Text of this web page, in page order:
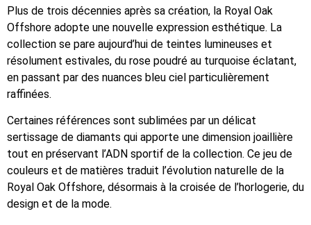
Plus de trois décennies après sa création, la Royal Oak
Offshore adopte une nouvelle expression esthétique. La
collection se pare aujourd’hui de teintes lumineuses et
résolument estivales, du rose poudré au turquoise éclatant,
en passant par des nuances bleu ciel particulièrement
raffinées.
Certaines références sont sublimées par un délicat
sertissage de diamants qui apporte une dimension joaillière
tout en préservant l’ADN sportif de la collection. Ce jeu de
couleurs et de matières traduit l’évolution naturelle de la
Royal Oak Offshore, désormais à la croisée de l’horlogerie, du
design et de la mode.